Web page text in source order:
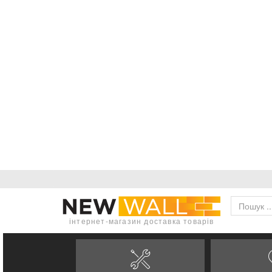
інтернет-магазин доставка товарів